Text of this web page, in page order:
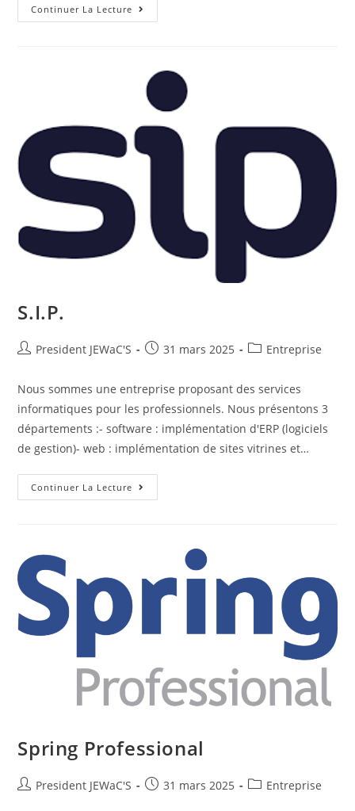
Continuer La Lecture
S.I.P.
President JEWaC'S 31 mars 2025 Entreprise
Nous sommes une entreprise proposant des services
informatiques pour les professionnels. Nous présentons 3
départements :- software : implémentation d'ERP (logiciels
de gestion)- web : implémentation de sites vitrines et…
Continuer La Lecture
Spring Professional
President JEWaC'S 31 mars 2025 Entreprise